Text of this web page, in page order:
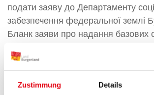
Zustimmung Details
подати заяву до Департаменту
забезпечення федеральної землі
Бланк заяви про надання базових
український
Заява-